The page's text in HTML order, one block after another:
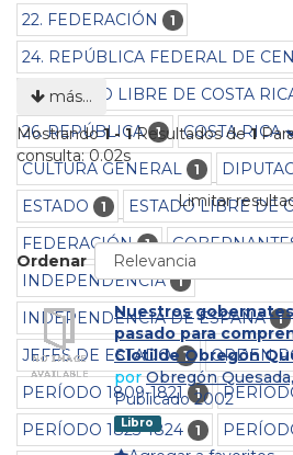
22. FEDERACIÓN
1
24. REPÚBLICA FEDERAL DE
25. ESTADO LIBRE DE COSTA
26. REPÚBLICA 1
COSTA RICA
CULTURA GENERAL
1
ESTADO
1 ESTADO LIBRE DE
FEDERACIÓN 1
INDEPENDENCIA 1
INDEPENDENCIA DE ESPAÑA 1
JEFES DE ESTADO 1 ORDEN
PERÍODO 1809-1821 1
PERÍODO 1823-1824 1
más…
Mostrando1 - 1Resultados de1
consulta: 0.02s
Limitar
Ordenar
Nuestros
pasado para
Clotilde Obregón
porObregón
Publicado 2002
Libro